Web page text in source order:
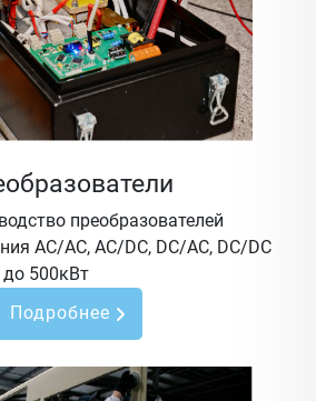
преобразователей
AC/AC, AC/DC, DC/AC, DC/DC
500кВт
Подробнее